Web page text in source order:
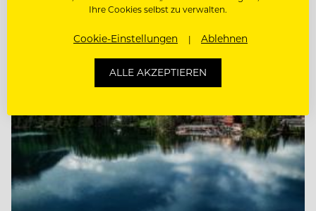
Entdecke alle JobsIhre Cookies selbst zu verwalten.
Cookie-Einstellungen Ablehnen
ALLE AKZEPTIEREN